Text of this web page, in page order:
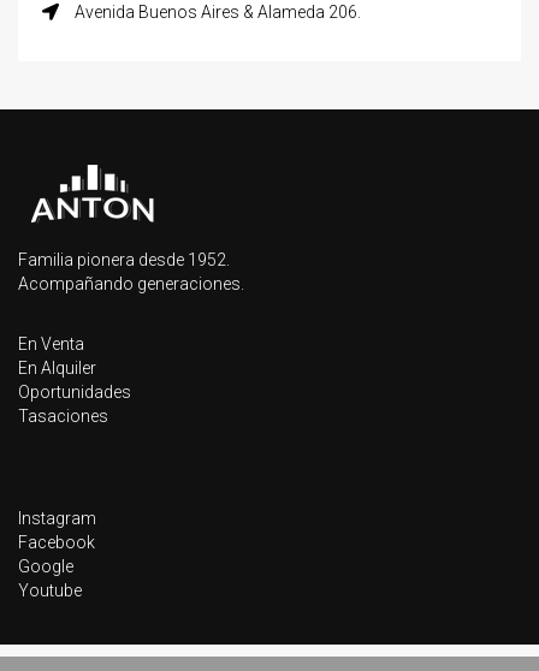
Avenida Buenos Aires & Alameda 206.
Familia pionera desde 1952.
Acompañando generaciones.
En Venta
En Alquiler
Oportunidades
Tasaciones
Instagram
Facebook
Google
Youtube